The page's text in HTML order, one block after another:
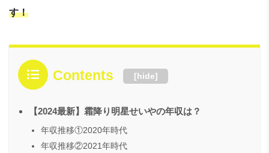
す！
Contents [hide]
【2024最新】霜降り明星せいやの年収は？
年収推移①2020年時代
年収推移②2021年時代